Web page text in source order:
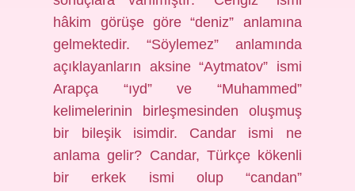
hâkim görüşe göre “deniz” anlamına
gelmektedir. “Söylemez” anlamında
açıklayanların aksine “Aytmatov” ismi
Arapça “ıyd” ve “Muhammed”
kelimelerinin birleşmesinden oluşmuş
bir bileşik isimdir. Candar ismi ne
anlama gelir? Candar, Türkçe kökenli
bir erkek ismi olup “candan”